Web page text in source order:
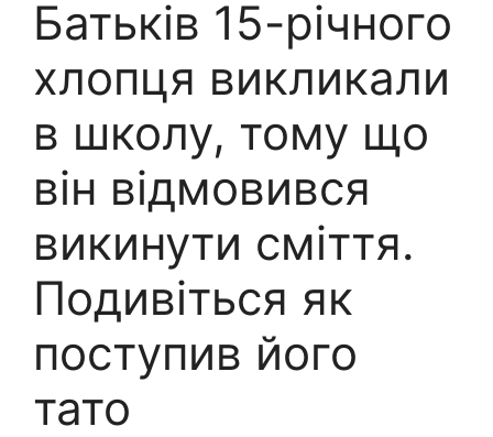
Батьків 15-річного
хлопця викликали
в школу, тому що
він відмовився
викинути сміття.
Подивіться як
поступив його
тато